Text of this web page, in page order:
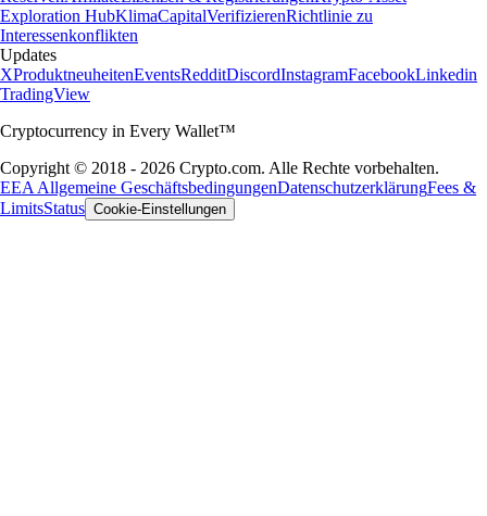
Exploration HubKlimaCapitalVerifizierenRichtlinie zu
Interessenkonflikten
Updates
XProduktneuheitenEventsRedditDiscordInstagramFacebookLinkedin
TradingView
Cryptocurrency in Every Wallet™
Copyright © 2018 - 2026 Crypto.com. Alle Rechte vorbehalten.
EEA Allgemeine GeschäftsbedingungenDatenschutzerklärungFees &
LimitsStatus Cookie-Einstellungen